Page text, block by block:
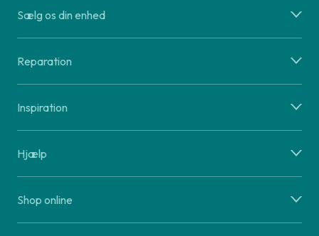
Sælg os din enhed
Reparation
Inspiration
Hjælp
Shop online